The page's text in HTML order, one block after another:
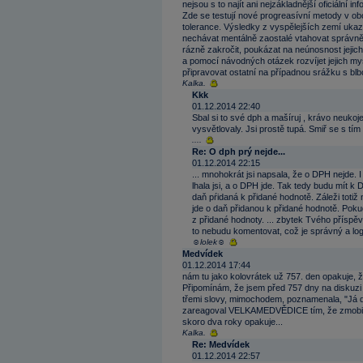
nejsou s to najít ani nejzákladnější oficiální
Zde se testují nové progreasívní metody v
tolerance. Výsledky z vyspělejších zemí
nechávat mentálně zaostalé vtahovat
rázně zakročit, poukázat na neúnosnost
a pomocí návodných otázek rozvíjet jejich
připravovat ostatní na případnou srážku s
Kalka.
Kkk
01.12.2014 22:40
Sbal si to své dph a mašíruj , krávo
vysvětlovaly. Jsi prostě tupá. Smiř se s tím
Re: O dph prý nejde...
01.12.2014 22:15
... mnohokrát jsi napsala, že o DPH
lhala jsi, a o DPH jde. Tak tedy budu mít k
daň pŕidaná k přidané hodnotě. Záleži
jde o daň přidanou k přidané hodnotě.
z přidané hodnoty. ... zbytek Tvého
to nebudu komentovat, což je správný a
☺lolek☺
Medvídek
01.12.2014 17:44
nám tu jako kolovrátek už 757. den opakuje,
Připomínám, že jsem před 757 dny na
třemi slovy, mimochodem, poznamenala,
zareagoval VELKAMEDVĚDICE tím, že
skoro dva roky opakuje...
Kalka.
Re: Medvídek
01.12.2014 22:57